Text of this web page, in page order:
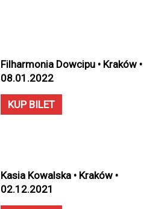
Filharmonia Dowcipu • Kraków •
08.01.2022
KUP BILET
Kasia Kowalska • Kraków •
02.12.2021